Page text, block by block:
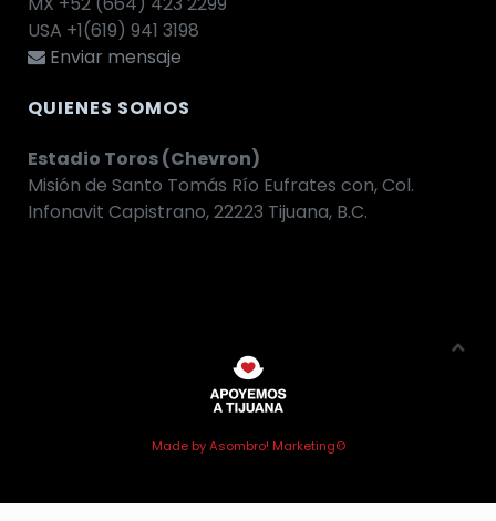
USA +1(619) 941 3198
Enviar mensaje
QUIENES SOMOS
Estadio Toros (Chevron)
Misión de Santo Tomás Río Eufrates con, Col.
Infonavit Capistrano, 22223 Tijuana, B.C.
Made by Asombro! Marketing©